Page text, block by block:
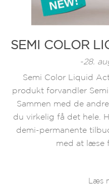
SEMI COLOR
-28.
Semi Color Liquid
produkt forvandler
Sammen med de
du virkelig få det hele.
demi-permanente
med at læse
Læs